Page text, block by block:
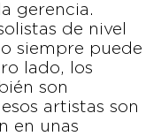
gerencia.
de nivel
siempre puede
lado, los
son
artistas son
en unas